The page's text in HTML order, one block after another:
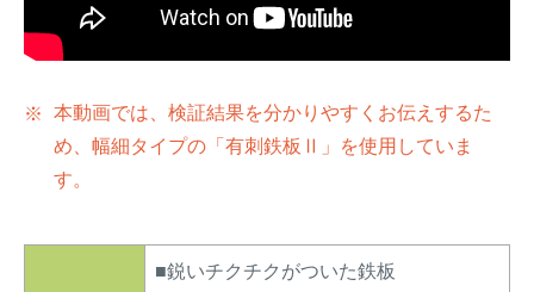
本動画では、検証結果を分かりやすくお伝えするた
め、幅細タイプの「有刺鉄板Ⅱ」を使用していま
す。
■鋭いチクチクがついた鉄板